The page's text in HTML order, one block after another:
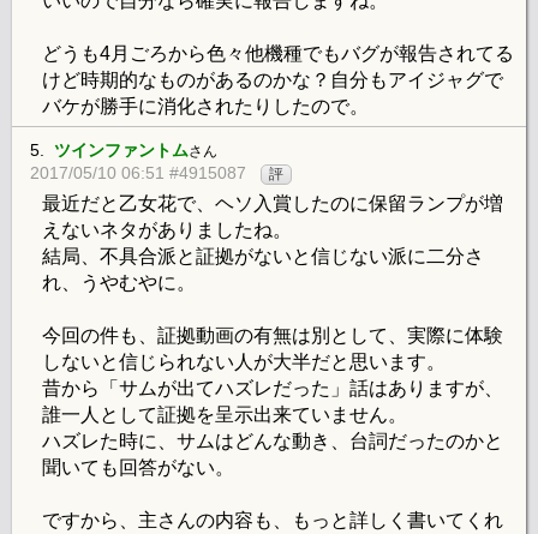
どうも4月ごろから色々他機種でもバグが報告されてる
けど時期的なものがあるのかな？自分もアイジャグで
バケが勝手に消化されたりしたので。
5. ツインファントムさん
2017/05/10 06:51 #4915087 評
最近だと乙女花で、ヘソ入賞したのに保留ランプが増
えないネタがありましたね。
結局、不具合派と証拠がないと信じない派に二分さ
れ、うやむやに。
今回の件も、証拠動画の有無は別として、実際に体験
しないと信じられない人が大半だと思います。
昔から「サムが出てハズレだった」話はありますが、
誰一人として証拠を呈示出来ていません。
ハズレた時に、サムはどんな動き、台詞だったのかと
聞いても回答がない。
ですから、主さんの内容も、もっと詳しく書いてくれ